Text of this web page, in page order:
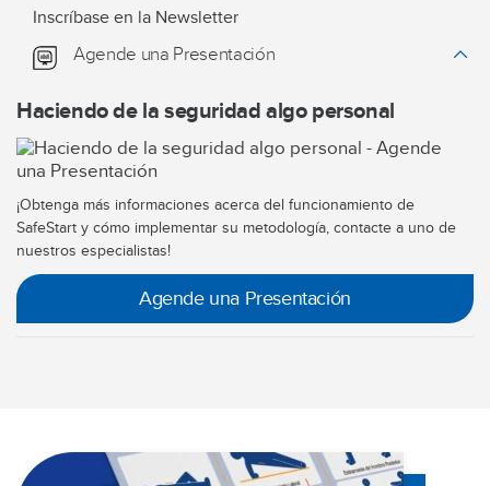
Inscríbase en la Newsletter
Agende una Presentación
Haciendo de la seguridad algo personal
¡Obtenga más informaciones acerca del funcionamiento de
SafeStart y cómo implementar su metodología, contacte a uno de
nuestros especialistas!
Agende una Presentación